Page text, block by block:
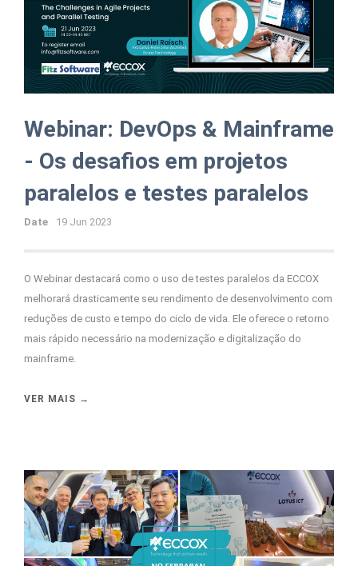
Webinar: DevOps & Mainframe
- Os desafios em projetos
paralelos e testes paralelos
Date 19 Jun 2023
O Webinar destacará como o uso de testes paralelos da ECCOX
melhorará drasticamente seu rendimento de desenvolvimento com
reduções de custo e tempo do ciclo de vida. Ele oferece o retorno
mais rápido necessário na modernização e digitalização do
mainframe.
VER MAIS →